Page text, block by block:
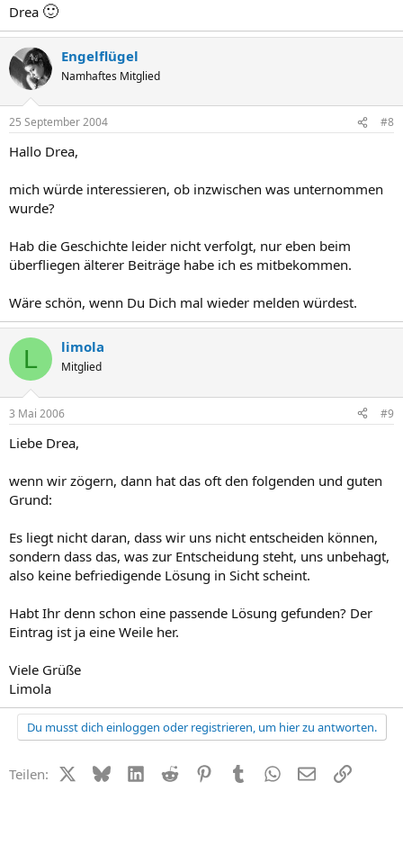
Drea 🙂
Engelflügel
Namhaftes Mitglied
25 September 2004 #8
Hallo Drea,
mich würde interessieren, ob inzwischen was unternommen
wurde?
Hab die Geschichte leider nicht verfolgt, nur eben beim
überfliegen älterer Beiträge habe ich es mitbekommen.
Wäre schön, wenn Du Dich mal wieder melden würdest.
L limola
Mitglied
3 Mai 2006 #9
Liebe Drea,
wenn wir zögern, dann hat das oft den folgenden und guten
Grund:
Es liegt nicht daran, dass wir uns nicht entscheiden können,
sondern dass das, was zur Entscheidung steht, uns unbehagt,
also keine befriedigende Lösung in Sicht scheint.
Habt Ihr denn schon eine passende Lösung gefunden? Der
Eintrag ist ja eine Weile her.
Viele Grüße
Limola
Du musst dich einloggen oder registrieren, um hier zu antworten.
Teilen: X (Twitter)
BlueskyLinkedIn
Reddit PinterestTumblr WhatsApp
E-MailLink